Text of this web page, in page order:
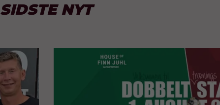
SIDSTE NYT